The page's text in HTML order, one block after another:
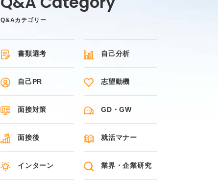
Q&Aカテゴリー
書類選考 自己分析
自己PR 志望動機
面接対策 GD・GW
面接後 就活マナー
インターン 業界・企業研究